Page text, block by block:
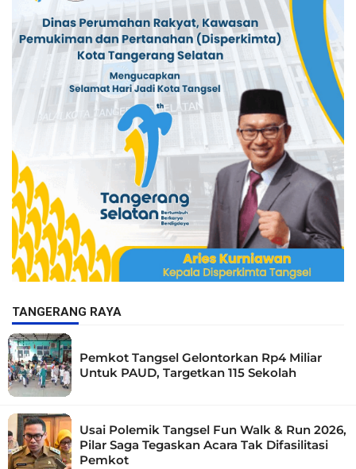
TANGERANG RAYA
Pemkot Tangsel Gelontorkan Rp4 Miliar
Untuk PAUD, Targetkan 115 Sekolah
Usai Polemik Tangsel Fun Walk & Run 2026,
Pilar Saga Tegaskan Acara Tak Difasilitasi
Pemkot